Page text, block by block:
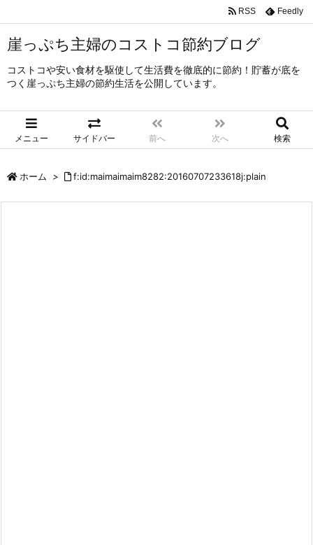
崖っぷち主婦のコストコ節約ブログ
コストコや安い食材を駆使して生活費を徹底的に節約！貯蓄が底を
つく崖っぷち主婦の節約生活を公開しています。
メニュー サイドバー 前へ 次へ 検索
RSS Feedly
ホーム > f:id:maimaimaim8282:20160707233618j:plain